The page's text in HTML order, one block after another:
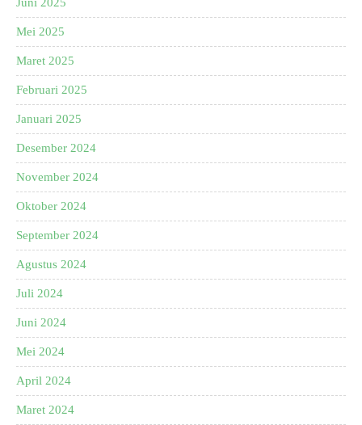
Mei 2025
Maret 2025
Februari 2025
Januari 2025
Desember 2024
November 2024
Oktober 2024
September 2024
Agustus 2024
Juli 2024
Juni 2024
Mei 2024
April 2024
Maret 2024